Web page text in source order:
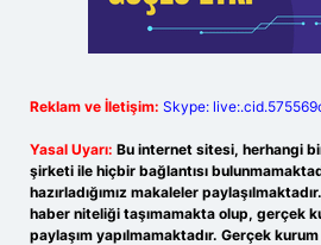
Reklam ve İletişim: Skype:
Yasal Uyarı: Bu internet sitesi, herhangi
şirketi ile hiçbir bağlantısı
hazırladığımız makaleler
haber niteliği taşımamakta olup, gerçek
paylaşım yapılmamaktadır. Gerçek